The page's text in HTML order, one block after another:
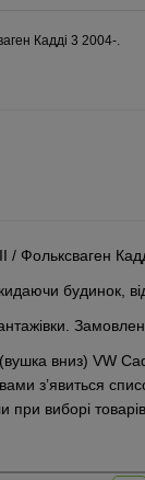
Кадді 3 2004-.
/ Фольксваген
будинок,
вниз) VW
з’явиться
при виборі